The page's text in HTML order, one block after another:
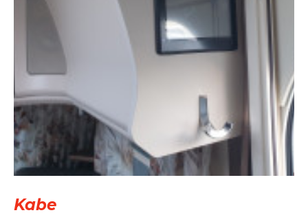
Kabe